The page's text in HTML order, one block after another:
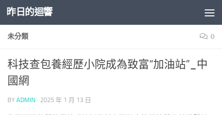
Skip to content
昨日的迴響
未分類 0
科技查包養經歷小院成為致富“加油站”_中
國網
BY ADMIN · 2025 年 1 月 13 日